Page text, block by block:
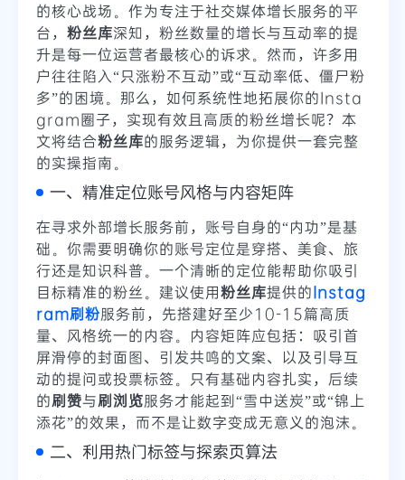
的核心战场。作为专注于社交媒体增长服务的平
台， 粉丝库深知，粉丝数量的增长与互动率的提
升是每一位运营者最核心的诉求。然而，许多用
户往往陷入“只涨粉不互动”或“互动率低、僵尸粉
多”的困境。那么，如何系统性地拓展你的Insta
gram圈子，实现有效且高质的粉丝增长呢？本
文将结合粉丝库的服务逻辑，为你提供一套完整
的实操指南。
一、精准定位账号风格与内容矩阵
在寻求外部增长服务前，账号自身的“内功”是基
础。你需要明确你的账号定位是穿搭、美食、旅
行还是知识科普。一个清晰的定位能帮助你吸引
目标精准的粉丝。建议使用粉丝库提供的Instag
ram刷粉服务前，先搭建好至少10-15篇高质
量、风格统一的内容。内容矩阵应包括：吸引首
屏滑停的封面图、引发共鸣的文案、以及引导互
动的提问或投票标签。只有基础内容扎实，后续
的刷赞与刷浏览服务才能起到“雪中送炭”或“锦上
添花”的效果，而不是让数字变成无意义的泡沫。
二、利用热门标签与探索页算法